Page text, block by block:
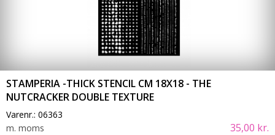
STAMPERIA -THICK STENCIL CM 18X18 - THE
NUTCRACKER DOUBLE TEXTURE
Varenr.: 06363
m. moms
35,00 kr.